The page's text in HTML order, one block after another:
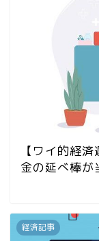
【ワイ的経
金の延べ棒が
経済記事